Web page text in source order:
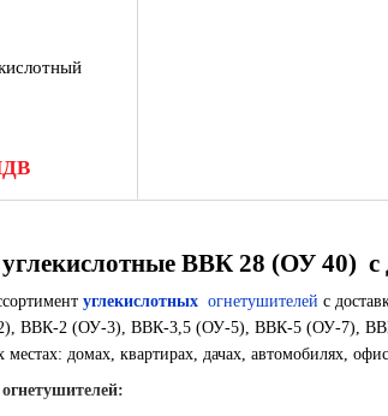
ВВК 28 (ОУ 40) с
углекислотных огнетушителей с
ВВК-2 (ОУ-3), ВВК-3,5 (ОУ-5), ВВК-5 (ОУ-7),
местах: домах, квартирах, дачах, автомобилях,